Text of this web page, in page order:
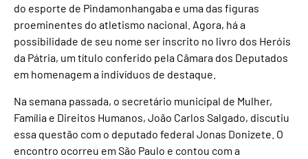
do esporte de Pindamonhangaba e uma das figuras
proeminentes do atletismo nacional. Agora, há a
possibilidade de seu nome ser inscrito no livro dos Heróis
da Pátria, um título conferido pela Câmara dos Deputados
em homenagem a indivíduos de destaque.
Na semana passada, o secretário municipal de Mulher,
Família e Direitos Humanos, João Carlos Salgado, discutiu
essa questão com o deputado federal Jonas Donizete. O
encontro ocorreu em São Paulo e contou com a